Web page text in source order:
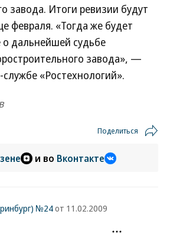
завода. Итоги ревизии будут
февраля. «Тогда же будет
дальнейшей судьбе
завода», —
«Ростехнологий».
Поделиться
и во Вконтакте
№24от 11.02.2009